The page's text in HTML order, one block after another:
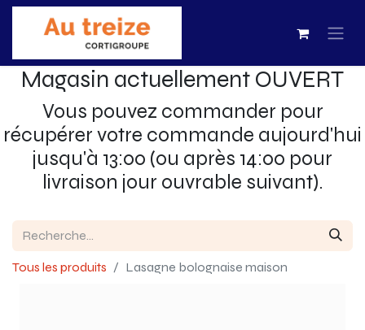
Magasin actuellement OUVERT
Vous pouvez commander pour
récupérer votre commande aujourd'hui
jusqu'à 13:00 (ou après 14:00 pour
livraison jour ouvrable suivant).
Tous les produits Lasagne bolognaise maison